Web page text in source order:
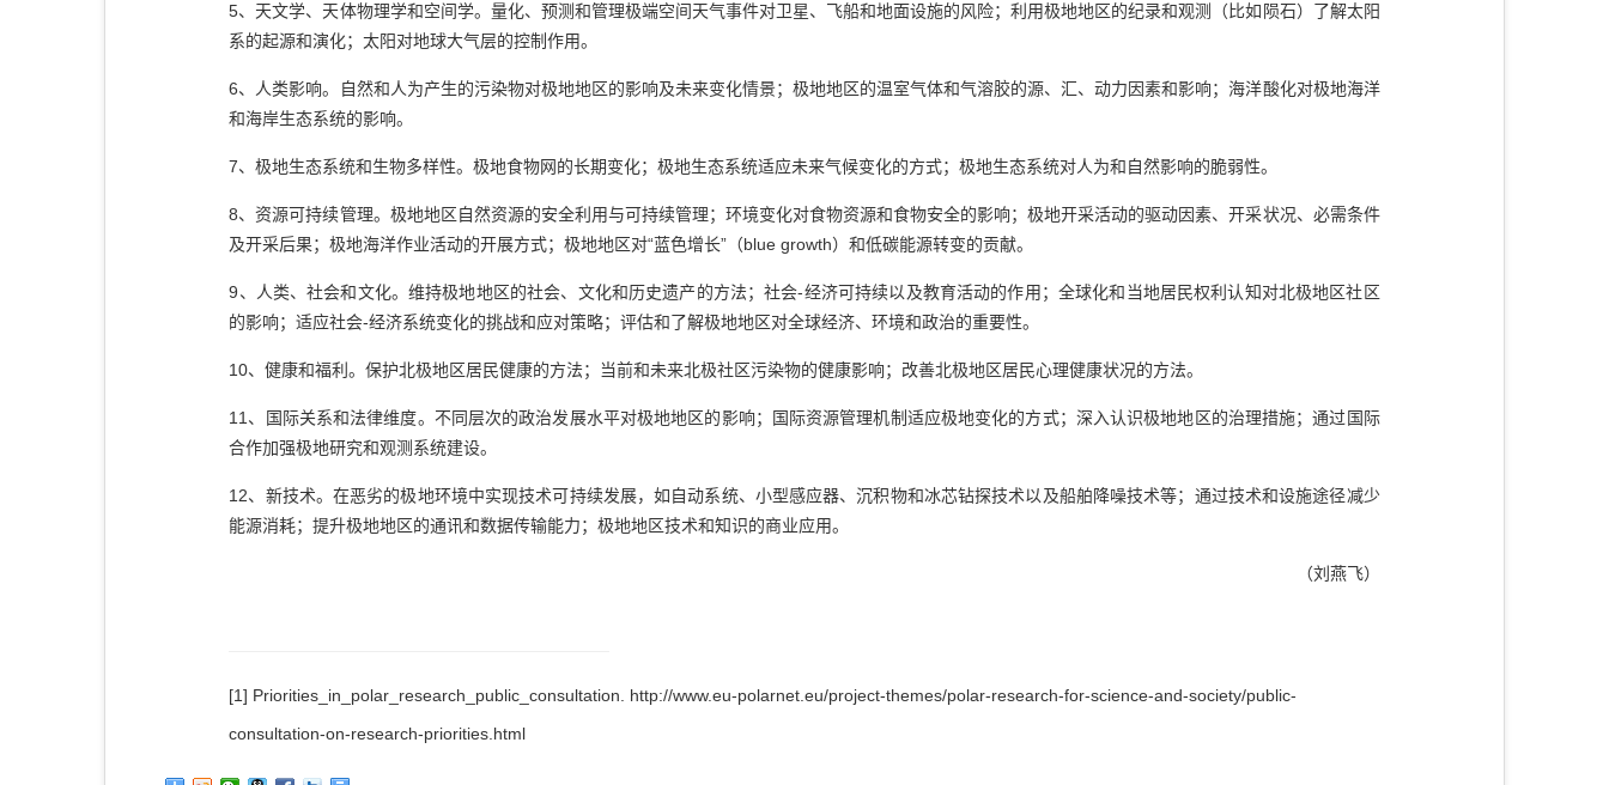
5、天文学、天体物理学和空间学。量化、预测和管理极端空间天气事件对卫星、飞船和地面设施的风险；利用极地地区的纪录和观测（比如陨石）了解太阳
系的起源和演化；太阳对地球大气层的控制作用。
6、人类影响。自然和人为产生的污染物对极地地区的影响及未来变化情景；极地地区的温室气体和气溶胶的源、汇、动力因素和影响；海洋酸化对极地海洋
和海岸生态系统的影响。
7、极地生态系统和生物多样性。极地食物网的长期变化；极地生态系统适应未来气候变化的方式；极地生态系统对人为和自然影响的脆弱性。
8、资源可持续管理。极地地区自然资源的安全利用与可持续管理；环境变化对食物资源和食物安全的影响；极地开采活动的驱动因素、开采状况、必需条件
及开采后果；极地海洋作业活动的开展方式；极地地区对“蓝色增长”（blue growth）和低碳能源转变的贡献。
9、人类、社会和文化。维持极地地区的社会、文化和历史遗产的方法；社会-经济可持续以及教育活动的作用；全球化和当地居民权利认知对北极地区社区
的影响；适应社会-经济系统变化的挑战和应对策略；评估和了解极地地区对全球经济、环境和政治的重要性。
10、健康和福利。保护北极地区居民健康的方法；当前和未来北极社区污染物的健康影响；改善北极地区居民心理健康状况的方法。
11、国际关系和法律维度。不同层次的政治发展水平对极地地区的影响；国际资源管理机制适应极地变化的方式；深入认识极地地区的治理措施；通过国际
合作加强极地研究和观测系统建设。
12、新技术。在恶劣的极地环境中实现技术可持续发展，如自动系统、小型感应器、沉积物和冰芯钻探技术以及船舶降噪技术等；通过技术和设施途径减少
能源消耗；提升极地地区的通讯和数据传输能力；极地地区技术和知识的商业应用。
（刘燕飞）
[1] Priorities_in_polar_research_public_consultation. http://www.eu-polarnet.eu/project-themes/polar-research-for-science-and-society/public-
consultation-on-research-priorities.html